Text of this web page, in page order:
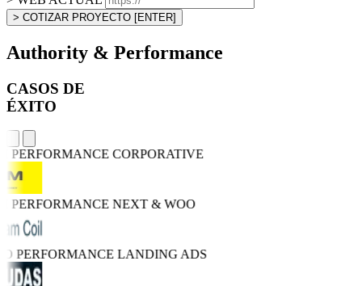
> COTIZAR PROYECTO [ENTER]
Authority & Performance
CASOS DE
ÉXITO
PERFORMANCECORPORATIVE
PERFORMANCENEXT & WOO
PERFORMANCELANDING ADS